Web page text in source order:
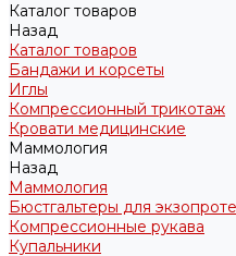
Каталог товаров
Назад
Каталог товаров
Бандажи и корсеты
Иглы
Компрессионный трикотаж
Кровати медицинские
Маммология
Назад
Маммология
Бюстгальтеры для
Компрессионные рукава
Купальники